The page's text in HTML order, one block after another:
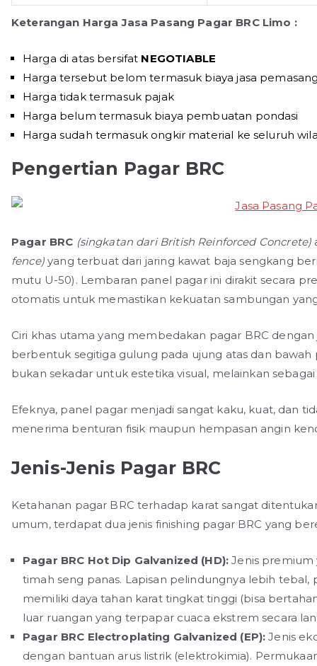
Keterangan Harga Jasa Pasang Pagar BRC Limo :
Harga di atas bersifat NEGOTIABLE
Harga tersebut belom termasuk biaya jasa
Harga tidak termasuk pajak
Harga belum termasuk biaya pembuatan pondasi
Harga sudah termasuk ongkir material ke seluruh
Pengertian Pagar BRC
Pagar BRC (singkatan dari British Reinforced Concrete)
fence)yang terbuat dari jaring kawat baja sengkang
mutu U-50). Lembaran panel pagar ini dirakit secara
otomatis untuk memastikan kekuatan sambungan
Ciri khas utama yang membedakan pagar BRC
berbentuk segitiga gulung pada ujung atas dan bawah
bukan sekadar untuk estetika visual, melainkan
Efeknya, panel pagar menjadi sangat kaku, kuat, dan
menerima benturan fisik maupun hempasan angin
Jenis-Jenis Pagar BRC
Ketahanan pagar BRC terhadap karat sangat
umum, terdapat dua jenis finishing pagar BRC yang
Pagar BRC Hot Dip Galvanized (HD): Jenis premium
timah seng panas. Lapisan pelindungnya lebih
memiliki daya tahan karat tingkat tinggi (bisa
luar ruangan yang terpapar cuaca ekstrem secara
Pagar BRC Electroplating Galvanized (EP): Jenis
dengan bantuan arus listrik (elektrokimia).